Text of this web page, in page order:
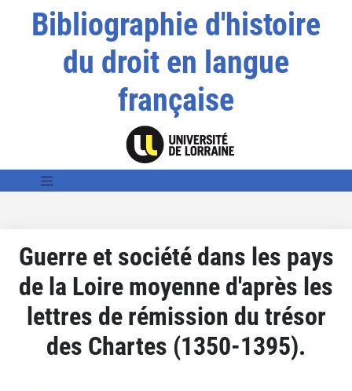
Bibliographie d'histoire
du droit en langue
française
Guerre et société dans les pays
de la Loire moyenne d'après les
lettres de rémission du trésor
des Chartes (1350-1395).